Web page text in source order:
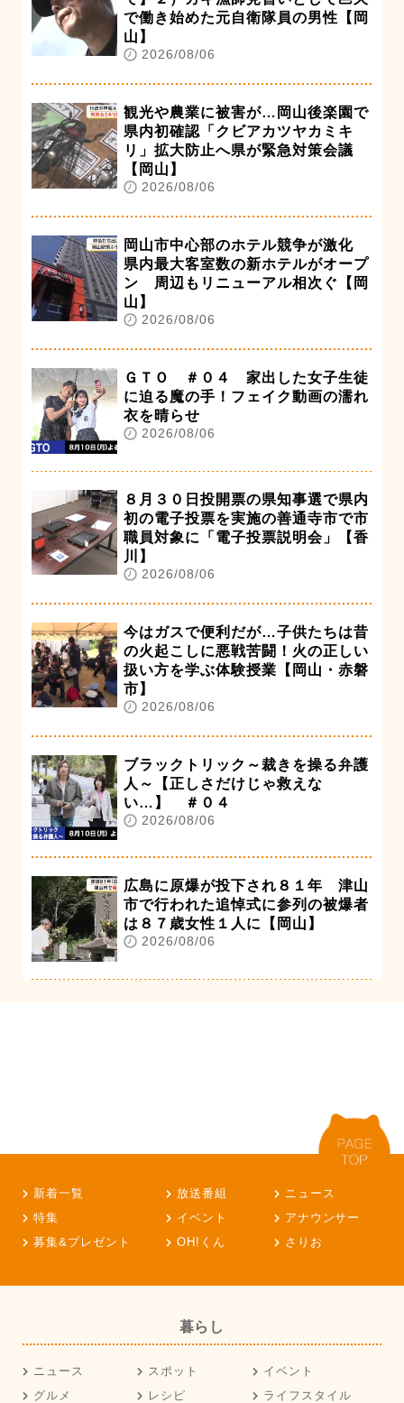
で働き始めた元自衛隊員の男性【岡
山】
2026/08/06
観光や農業に被害が…岡山後楽園で
県内初確認「クビアカツヤカミキ
リ」拡大防止へ県が緊急対策会議
【岡山】
2026/08/06
岡山市中心部のホテル競争が激化
県内最大客室数の新ホテルがオープ
ン 周辺もリニューアル相次ぐ【岡
山】
2026/08/06
ＧＴＯ ＃０４ 家出した女子生徒
に迫る魔の手！フェイク動画の濡れ
衣を晴らせ
2026/08/06
８月３０日投開票の県知事選で県内
初の電子投票を実施の善通寺市で市
職員対象に「電子投票説明会」【香
川】
2026/08/06
今はガスで便利だが…子供たちは昔
の火起こしに悪戦苦闘！火の正しい
扱い方を学ぶ体験授業【岡山・赤磐
市】
2026/08/06
ブラックトリック～裁きを操る弁護
人～【正しさだけじゃ救えな
い…】 ＃０４
2026/08/06
広島に原爆が投下され８１年 津山
市で行われた追悼式に参列の被爆者
は８７歳女性１人に【岡山】
2026/08/06
新着一覧 放送番組
ニュース
特集
イベント
アナウンサー
募集&プレゼント
OH!くん さりお
暮らし
ニュース スポット
イベント
グルメ
レシピ
ライフスタイル